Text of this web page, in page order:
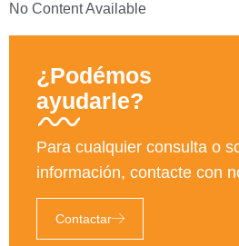
No Content Available
¿Podémos
ayudarle?
Para cualquier consulta o
información, contacte con
Contactar